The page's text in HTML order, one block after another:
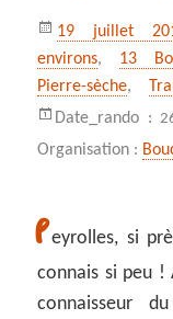
Publié
le
19 juillet
environs, 13
Pierre-sèche,
Date_rando :
Organisation :
Peyrolles, si
connais si peu !
connaisseur